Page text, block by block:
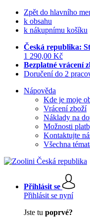
Zpět do hlavního
k obsahu
k nákupnímu košíku
Česká republika:
1 290,00 Kč
Bezplatné vrácení
Doručení do 2
Nápověda
Kde je moje
Vrácení zboží
Náklady na
Možnosti
Kontaktujte
Všechna
Přihlásit se
Přihlásit se nyní
Jste tu poprvé?